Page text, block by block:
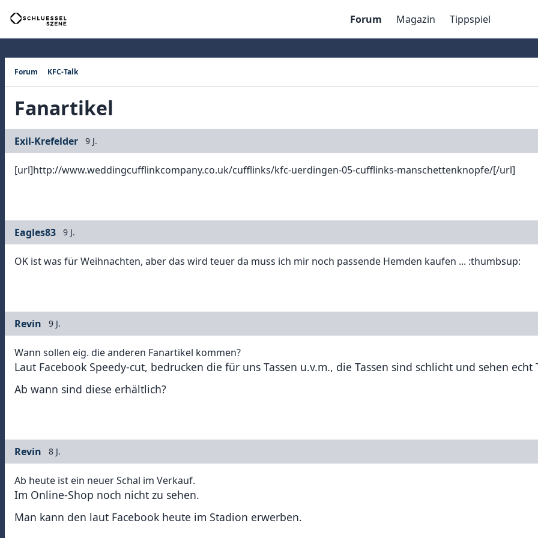
Forum Magazin Tippspiel
Forum KFC-Talk
Fanartikel
Exil-Krefelder 9 J.
[url]http://www.weddingcufflinkcompany.co.uk/cufflinks/kfc-uerdingen-05-cufflinks-manschettenknopfe/[/url]
Eagles83 9 J.
OK ist was für Weihnachten, aber das wird teuer da muss ich mir noch passende Hemden kaufen ... :thumbsup:
Revin 9 J.
Wann sollen eig. die anderen Fanartikel kommen?
Laut Facebook Speedy-cut, bedrucken die für uns Tassen u.v.m., die Tassen sind schlicht und sehen echt
Ab wann sind diese erhältlich?
Revin 8 J.
Ab heute ist ein neuer Schal im Verkauf.
Im Online-Shop noch nicht zu sehen.
Man kann den laut Facebook heute im Stadion erwerben.